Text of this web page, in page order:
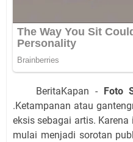
BeritaKapan - Foto
.Ketampanan atau
eksis sebagai artis.
mulai menjadi sorotan